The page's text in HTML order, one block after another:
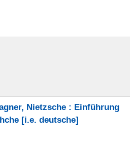
Nietzsche : Einführung
[i.e. deutsche]